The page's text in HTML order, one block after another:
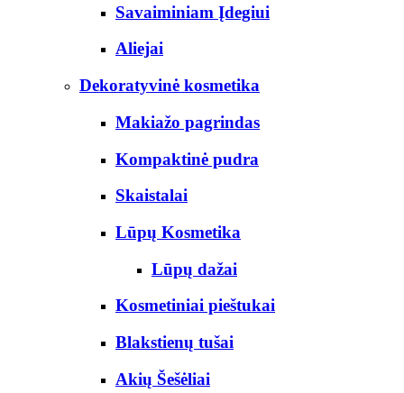
Savaiminiam Įdegiui
Aliejai
Dekoratyvinė kosmetika
Makiažo pagrindas
Kompaktinė pudra
Skaistalai
Lūpų Kosmetika
Lūpų dažai
Kosmetiniai pieštukai
Blakstienų tušai
Akių Šešėliai